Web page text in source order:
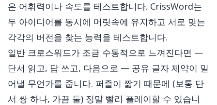
은 어휘력이나 속도를 테스트합니다. CrissWord는
두 아이디어를 동시에 머릿속에 유지하고 서로 맞는
각각의 버전을 찾는 능력을 테스트합니다.
일반 크로스워드가 조금 수동적으로 느껴진다면 —
단서 읽고, 답 쓰고, 다음으로 — 공유 글자 제약이 밀
어낼 무언가를 줍니다. 퍼즐이 짧기 때문에 (보통 단
서 쌍 하나, 가끔 둘) 정말 빨리 플레이할 수 있습니